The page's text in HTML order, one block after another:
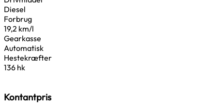
Diesel
Forbrug
19,2 km/l
Gearkasse
Automatisk
Hestekræfter
136 hk
Kontantpris